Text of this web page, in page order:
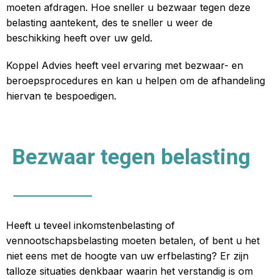
moeten afdragen. Hoe sneller u bezwaar tegen deze
belasting aantekent, des te sneller u weer de
beschikking heeft over uw geld.
Koppel Advies heeft veel ervaring met bezwaar- en
beroepsprocedures en kan u helpen om de afhandeling
hiervan te bespoedigen.
Bezwaar tegen belasting
Heeft u teveel inkomstenbelasting of
vennootschapsbelasting moeten betalen, of bent u het
niet eens met de hoogte van uw erfbelasting? Er zijn
talloze situaties denkbaar waarin het verstandig is om